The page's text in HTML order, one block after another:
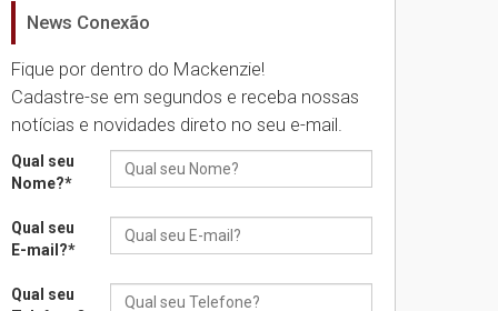
Universidade Mackenzie
Seminário discute desafios
das novas tecnologias em
sistemas solares
04.08.2026
News Conexão
Fique por dentro do Mackenzie!
Cadastre-se em segundos e receba nossas
notícias e novidades direto no seu e-mail.
Qual seu
Nome?*
Qual seu
E-mail?*
Qual seu